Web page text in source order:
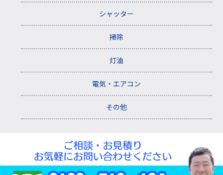
シャッター
掃除
灯油
電気・エアコン
その他